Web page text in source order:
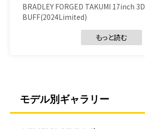
BRADLEY FORGED TAKUMI 17inch 3D
BUFF(2024Limited)
もっと読む
モデル別ギャラリー